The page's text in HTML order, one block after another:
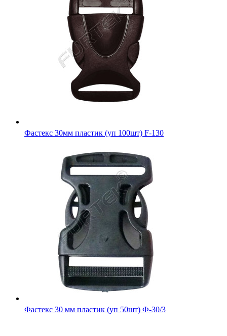
Фастекс 30мм пластик (уп 100шт) F-130
Фастекс 30 мм пластик (уп 50шт) Ф-30/3